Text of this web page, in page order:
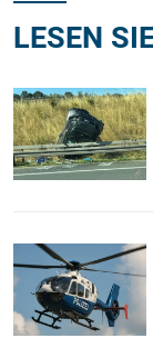
LESEN